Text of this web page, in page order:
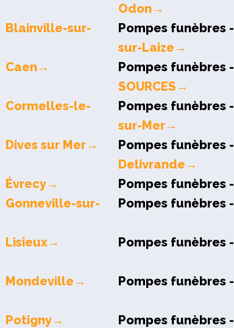
Odon→
Blainville-sur-
Pompes funèbres -
sur-Laize→
Caen→ Pompes funèbres -
SOURCES→
Cormelles-le-
Pompes funèbres -
sur-Mer→
Dives sur Mer→ Pompes funèbres -
Delivrande→
Évrecy→ Pompes funèbres -
Gonneville-sur-
Pompes funèbres -
Lisieux→ Pompes funèbres -
Mondeville→ Pompes funèbres -
Potigny→ Pompes funèbres -